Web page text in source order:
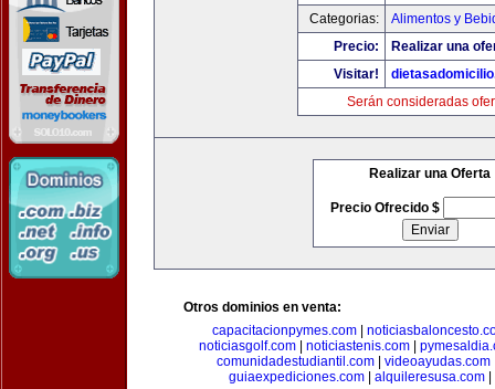
Categorias:
Alimentos y
Precio:
Realizar una
Visitar!
Serán consideradas
Realizar una Oferta
Precio Ofrecido $
Otros dominios en venta:
capacitacionpymes.com|
noticiasgolf.com| noticiastenis.com|
comunidadestudiantil.com| videoayudas.com
guiaexpediciones.com| alquileresusa.com|